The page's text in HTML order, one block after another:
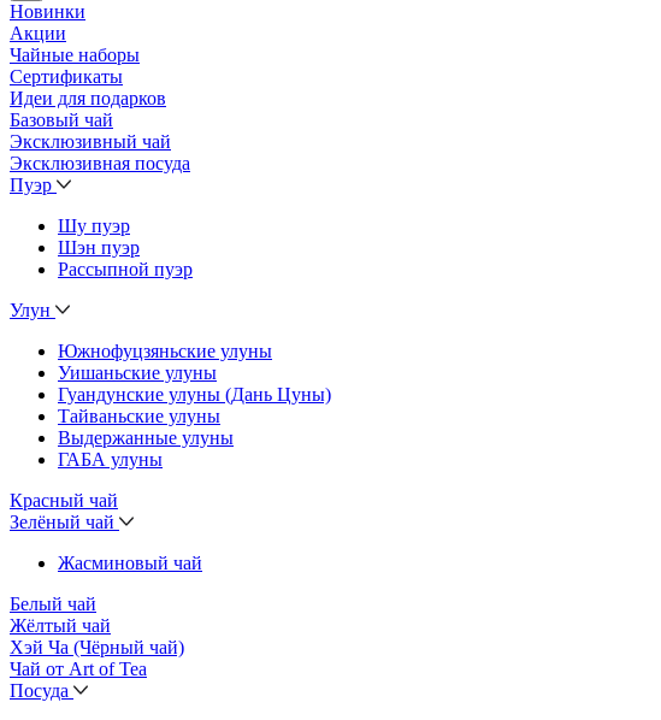
Новинки
Акции
Чайные наборы
Сертификаты
Идеи для подарков
Базовый чай
Эксклюзивный чай
Эксклюзивная посуда
Пуэр
Шу пуэр
Шэн пуэр
Рассыпной пуэр
Улун
Южнофуцзяньские улуны
Уишаньские улуны
Гуандунские улуны (Дань Цуны)
Тайваньские улуны
Выдержанные улуны
ГАБА улуны
Красный чай
Зелёный чай
Жасминовый чай
Белый чай
Жёлтый чай
Хэй Ча (Чёрный чай)
Чай от Art of Tea
Посуда